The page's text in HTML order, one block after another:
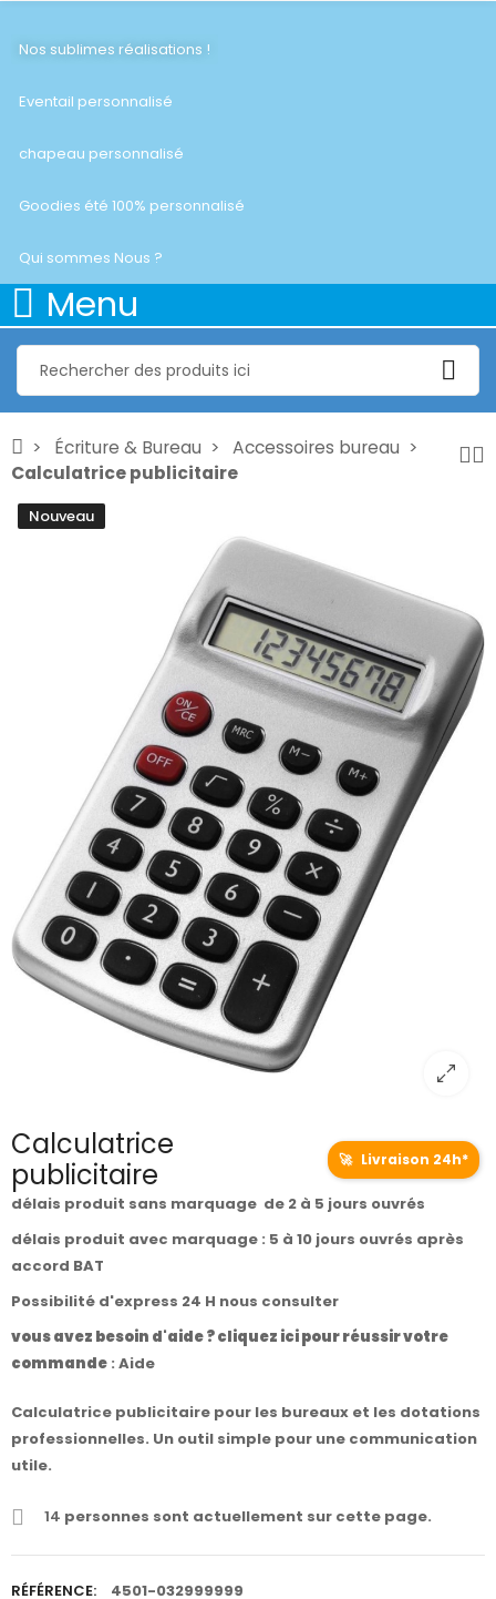
Nos sublimes réalisations !
Eventail personnalisé
chapeau personnalisé
Goodies été 100% personnalisé
Qui sommes Nous ?
Menu
Écriture & Bureau
Accessoires bureau
Calculatrice publicitaire
Nouveau
Calculatrice
publicitaire
🚀 Livraison 24h*
délais produit sans marquage de 2 à 5 jours ouvrés
délais produit avec marquage : 5 à 10 jours ouvrés après
accord BAT
Possibilité d'express 24 H nous consulter
vous avez besoin d'aide ? cliquez ici pour réussir votre
commande : Aide
Calculatrice publicitaire pour les bureaux et les dotations
professionnelles. Un outil simple pour une communication
utile.
14 personnes sont actuellement sur cette page.
RÉFÉRENCE:
4501-032999999